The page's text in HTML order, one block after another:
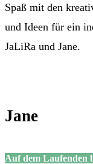
Spaß mit den
und Ideen für ein
JaLiRa und Jane.
Jane
Auf dem Laufenden